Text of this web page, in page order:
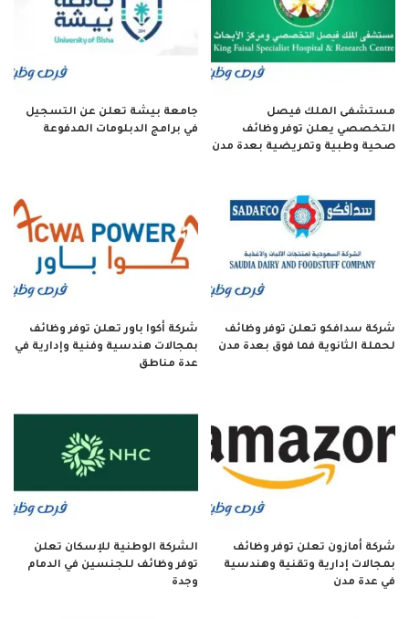
مستشفى الملك فيصل
التخصصي يعلن توفر وظائف
صحية وطبية وتمريضية بعدة مدن
جامعة بيشة تعلن عن التسجيل
في برامج الدبلومات المدفوعة
شركة سدافكو تعلن توفر وظائف
لحملة الثانوية فما فوق بعدة مدن
شركة أكوا باور تعلن توفر وظائف
بمجالات هندسية وفنية وإدارية في
عدة مناطق
شركة أمازون تعلن توفر وظائف
بمجالات إدارية وتقنية وهندسية
في عدة مدن
الشركة الوطنية للإسكان تعلن
توفر وظائف للجنسين في الدمام
وجدة